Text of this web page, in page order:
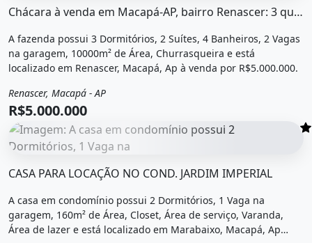
Chácara à venda em Macapá-AP, bairro Renascer: 3 quartos, 2...
A fazenda possui 3 Dormitórios, 2 Suítes, 4 Banheiros, 2 Vagas
na garagem, 10000m² de Área, Churrasqueira e está
localizado em Renascer, Macapá, Ap à venda por R$5.000.000.
Venda
Fazenda / Sítio
Renascer, Macapá - AP
R$5.000.000
CASA PARA LOCAÇÃO NO COND. JARDIM IMPERIAL
A casa em condomínio possui 2 Dormitórios, 1 Vaga na
garagem, 160m² de Área, Closet, Área de serviço, Varanda,
Área de lazer e está localizado em Marabaixo, Macapá, Ap